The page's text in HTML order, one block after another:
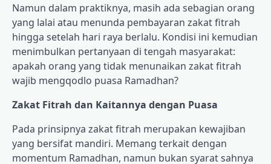
Namun dalam praktiknya, masih ada sebagian orang
yang lalai atau menunda pembayaran zakat fitrah
hingga setelah hari raya berlalu. Kondisi ini kemudian
menimbulkan pertanyaan di tengah masyarakat:
apakah orang yang tidak menunaikan zakat fitrah
wajib mengqodlo puasa Ramadhan?
Zakat Fitrah dan Kaitannya dengan Puasa
Pada prinsipnya zakat fitrah merupakan kewajiban
yang bersifat mandiri. Memang terkait dengan
momentum Ramadhan, namun bukan syarat sahnya